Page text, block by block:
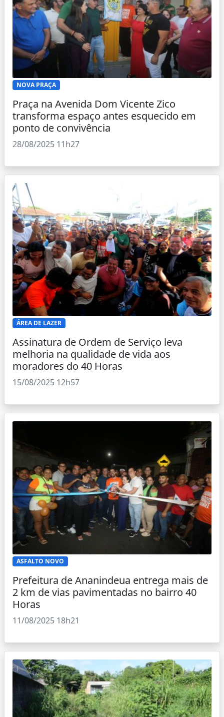
NOVA PRAÇA
Praça na Avenida Dom Vicente Zico
transforma espaço antes esquecido em
ponto de convivência
28/08/2025 11h27
ÁREA DE LAZER
Assinatura de Ordem de Serviço leva
melhoria na qualidade de vida aos
moradores do 40 Horas
15/08/2025 12h57
ASFALTO NOVO
Prefeitura de Ananindeua entrega mais de
2 km de vias pavimentadas no bairro 40
Horas
11/08/2025 18h21